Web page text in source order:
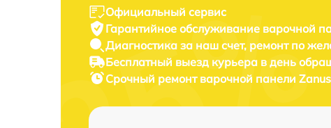
Официальный сервис
Гарантийное обслуживание варочной
Диагностика за наш счет, ремонт по
Бесплатный выезд курьера в день
Срочный ремонт варочной панели